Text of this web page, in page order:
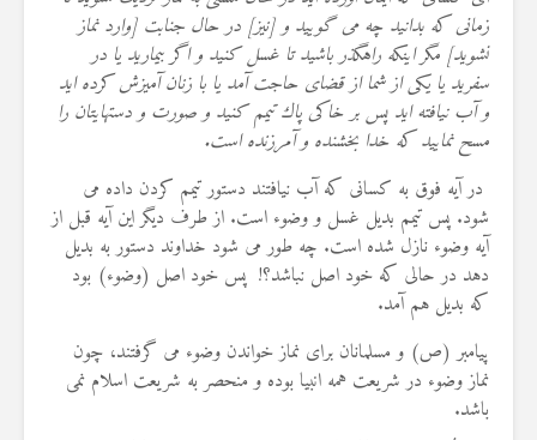
زمانى كه بدانيد چه مى‏ گوييد و [نيز] در حال جنابت [وارد نماز
نشويد] مگر اينكه راهگذر باشيد تا غسل كنيد و اگر بيماريد يا در
سفريد يا يكى از شما از قضاى حاجت آمد يا با زنان آميزش كرده ‏ايد
و آب نيافته ‏ايد پس بر خاكى پاك تيمم كنيد و صورت و دستهايتان را
مسح نماييد كه خدا بخشنده و آمرزنده است.
در آیه فوق به کسانی که آب نیافتند دستور تیمم کردن داده می
شود. پس تیمم بدیل غسل و وضوء است. از طرف دیگر این آیه قبل از
آیه وضوء نازل شده است. چه طور می شود خداوند دستور به بدیل
دهد در حالی که خود اصل نباشد؟! پس خود اصل (وضوء) بود
که بدیل هم آمد.
پیامبر (ص) و مسلمانان برای نماز خواندن وضوء می گرفتند، چون
نماز وضوء در شریعت همه انبیا بوده و منحصر به شریعت اسلام نمی
باشد.